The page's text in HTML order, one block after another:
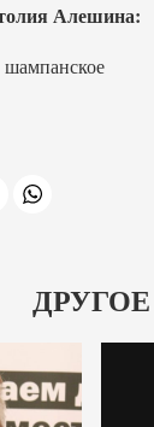
Алешина:
ДРУГОЕ